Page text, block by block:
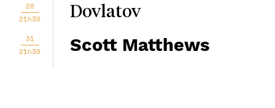
28
21h30
Dovlatov
31
21h30
Scott Matthews